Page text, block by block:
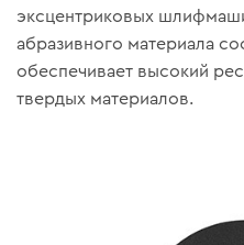
эксцентриковых
абразивного материала
обеспечивает высокий
твердых материалов.